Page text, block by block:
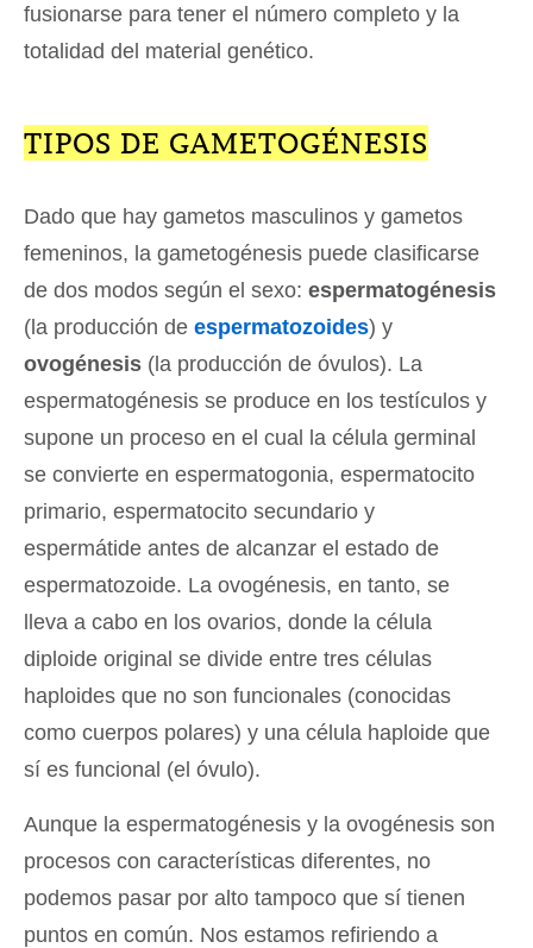
fusionarse para tener el número completo y la
totalidad del material genético.
TIPOS DE GAMETOGÉNESIS
Dado que hay gametos masculinos y gametos
femeninos, la gametogénesis puede clasificarse
de dos modos según el sexo: espermatogénesis
(la producción de espermatozoides) y
ovogénesis (la producción de óvulos). La
espermatogénesis se produce en los testículos y
supone un proceso en el cual la célula germinal
se convierte en espermatogonia, espermatocito
primario, espermatocito secundario y
espermátide antes de alcanzar el estado de
espermatozoide. La ovogénesis, en tanto, se
lleva a cabo en los ovarios, donde la célula
diploide original se divide entre tres células
haploides que no son funcionales (conocidas
como cuerpos polares) y una célula haploide que
sí es funcional (el óvulo).
Aunque la espermatogénesis y la ovogénesis son
procesos con características diferentes, no
podemos pasar por alto tampoco que sí tienen
puntos en común. Nos estamos refiriendo a